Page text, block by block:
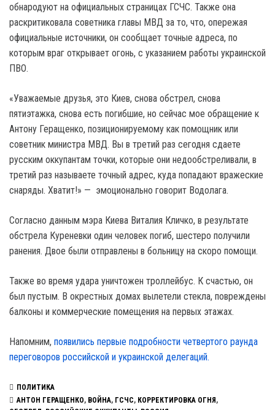
обнародуют на официальных страницах ГСЧС. Также она
раскритиковала советника главы МВД за то, что, опережая
официальные источники, он сообщает точные адреса, по
которым враг открывает огонь, с указанием работы украинской
ПВО.
«Уважаемые друзья, это Киев, снова обстрел, снова
пятиэтажка, снова есть погибшие, но сейчас мое обращение к
Антону Геращенко, позиционируемому как помощник или
советник министра МВД. Вы в третий раз сегодня сдаете
русским оккупантам точки, которые они недообстреливали, в
третий раз называете точный адрес, куда попадают вражеские
снаряды. Хватит!» — эмоционально говорит Водолага.
Согласно данным мэра Киева Виталия Кличко, в результате
обстрела Куреневки один человек погиб, шестеро получили
ранения. Двое были отправлены в больницу на скоро помощи.
Также во время удара уничтожен троллейбус. К счастью, он
был пустым. В окрестных домах вылетели стекла, повреждены
балконы и коммерческие помещения на первых этажах.
Напомним, появились первые подробности четвертого раунда
переговоров российской и украинской делегаций.
ПОЛИТИКА
АНТОН ГЕРАЩЕНКО, ВОЙНА, ГСЧС, КОРРЕКТИРОВКА ОГНЯ ,